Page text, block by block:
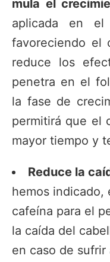
mula el
aplicada en el
favoreciendo el
reduce los
penetra en el
la fase de
permitirá que el
mayor tiempo y
Reduce la
hemos indicado,
cafeína para el
la caída del
en caso de